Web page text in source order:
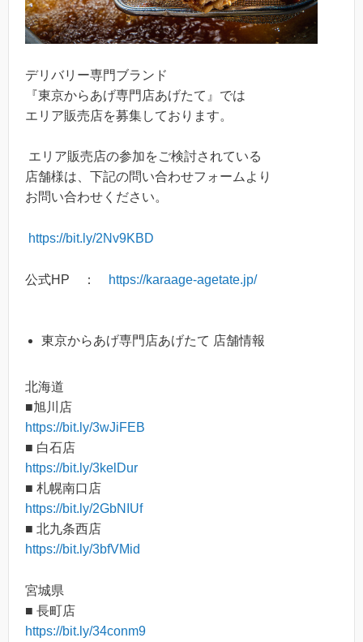
デリバリー専門ブランド
『東京からあげ専門店あげたて』では
エリア販売店を募集しております。
エリア販売店の参加をご検討されている
店舗様は、下記の問い合わせフォームより
お問い合わせください。
https://bit.ly/2Nv9KBD
公式HP ： https://karaage-agetate.jp/
東京からあげ専門店あげたて 店舗情報
北海道
■旭川店
https://bit.ly/3wJiFEB
■ 白石店
https://bit.ly/3kelDur
■ 札幌南口店
https://bit.ly/2GbNIUf
■ 北九条西店
https://bit.ly/3bfVMid
宮城県
■ 長町店
https://bit.ly/34conm9